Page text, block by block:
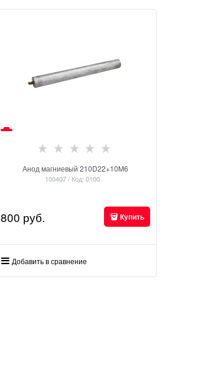
Анод магниевый 210D22+10M6
100407 / Код: 0100
800 руб. Купить
Добавить в сравнение